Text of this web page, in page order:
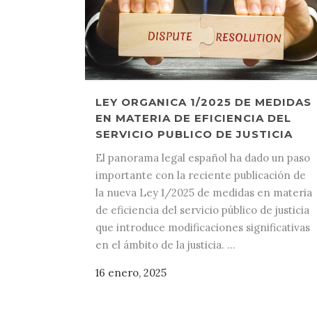
LEY ORGANICA 1/2025 DE MEDIDAS
EN MATERIA DE EFICIENCIA DEL
SERVICIO PUBLICO DE JUSTICIA
El panorama legal español ha dado un paso
importante con la reciente publicación de
la nueva Ley 1/2025 de medidas en materia
de eficiencia del servicio público de justicia
que introduce modificaciones significativas
en el ámbito de la justicia. ...
16 enero, 2025